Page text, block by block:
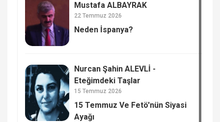
Mustafa ALBAYRAK
22 Temmuz 2026
Neden İspanya?
Nurcan Şahin ALEVLİ -
Eteğimdeki Taşlar
15 Temmuz 2026
15 Temmuz Ve Fetö'nün Siyasi
Ayağı